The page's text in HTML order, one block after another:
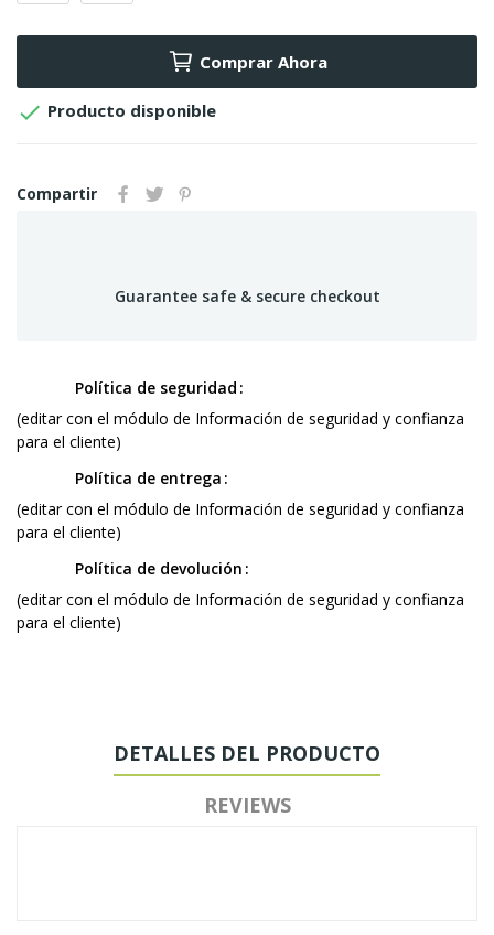
Comprar Ahora
 Producto disponible
Compartir
Guarantee safe & secure checkout
Política de seguridad
(editar con el módulo de Información de seguridad y confianza
para el cliente)
Política de entrega
(editar con el módulo de Información de seguridad y confianza
para el cliente)
Política de devolución
(editar con el módulo de Información de seguridad y confianza
para el cliente)
DETALLES DEL PRODUCTO
REVIEWS